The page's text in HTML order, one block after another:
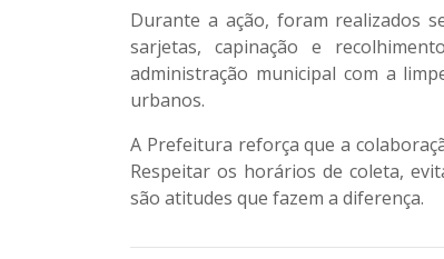
Durante a ação, foram realizados
sarjetas, capinação e
administração municipal com a
urbanos.
A Prefeitura reforça que a
Respeitar os horários de coleta,
são atitudes que fazem a diferença.